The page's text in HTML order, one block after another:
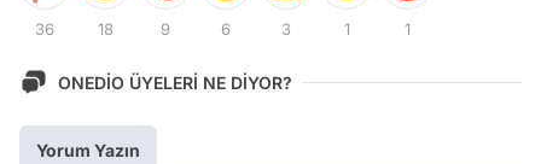
36 18 9 6 3 1 1
ONEDİO ÜYELERİ NE DİYOR?
Yorum Yazın